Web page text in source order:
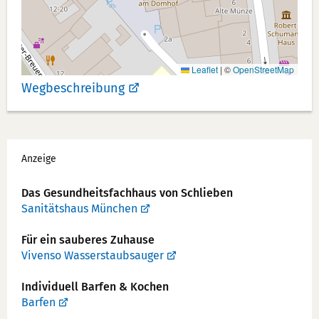
Leaflet | ©OpenStreetMap
Wegbeschreibung
Werbung
Anzeige
Das Gesundheits­fachhaus von Schlieben
Sanitätshaus München
Für ein sauberes Zuhause
Vivenso Wasserstaubsauger
Individuell Barfen & Kochen
Barfen